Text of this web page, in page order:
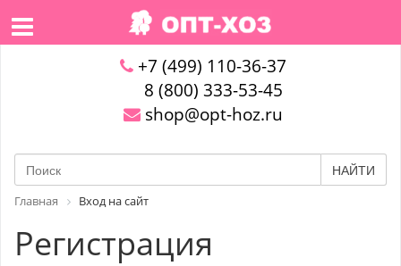
+7 (499) 110-36-37
8 (800) 333-53-45
shop@opt-hoz.ru
НАЙТИ
Главная Вход на сайт
Регистрация